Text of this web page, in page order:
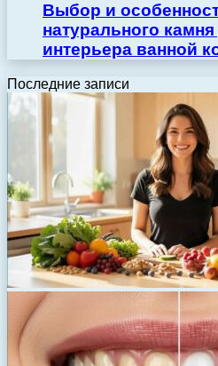
Выбор и
натурального
интерьера ванной
Последние записи